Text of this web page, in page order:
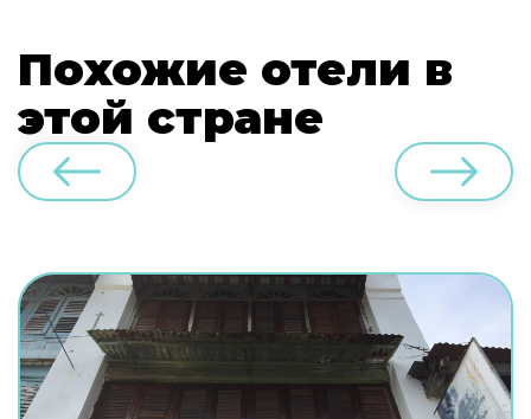
Похожие отели в
этой стране